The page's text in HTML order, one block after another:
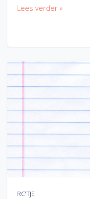
Lees verder »
RC'TJE